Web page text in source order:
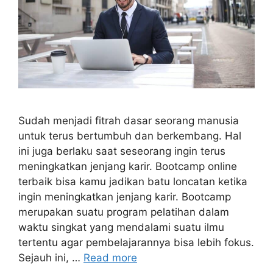
Sudah menjadi fitrah dasar seorang manusia
untuk terus bertumbuh dan berkembang. Hal
ini juga berlaku saat seseorang ingin terus
meningkatkan jenjang karir. Bootcamp online
terbaik bisa kamu jadikan batu loncatan ketika
ingin meningkatkan jenjang karir. Bootcamp
merupakan suatu program pelatihan dalam
waktu singkat yang mendalami suatu ilmu
tertentu agar pembelajarannya bisa lebih fokus.
Sejauh ini, … Read more